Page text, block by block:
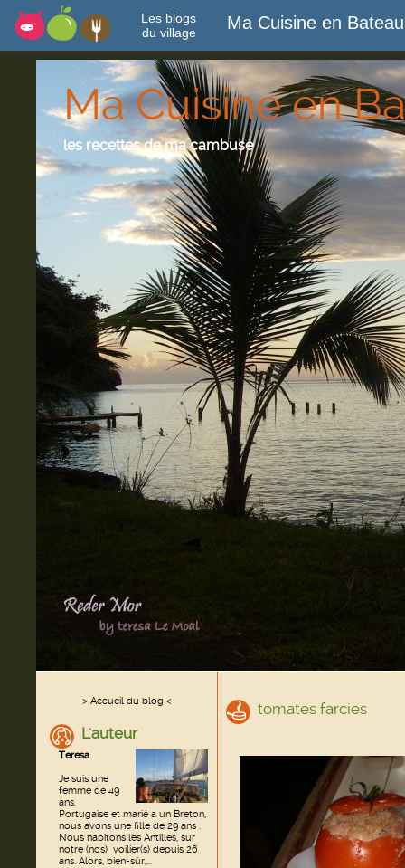
Les blogs
du village
Ma Cuisine en Bateau
Ma Cuisine en
les recettes de ma cambuse
> Accueil du blog <
L'auteur
Teresa
Je suis une
femme de 49
ans.
Portugaise et marié a un Breton,
nous avons une fille de 29 ans .
Nous habitons les Antilles, sur
notre (nos) voilier(s) depuis 26
ans. Alors, bien-sûr,...
tomates farcies